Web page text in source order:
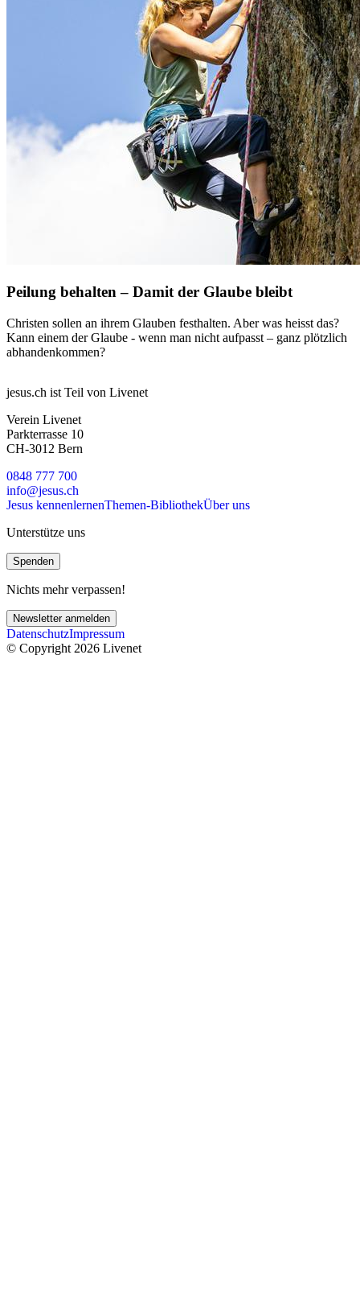
Peilung behalten – Damit der Glaube bleibt
Christen sollen an ihrem Glauben festhalten. Aber was heisst das?
Kann einem der Glaube - wenn man nicht aufpasst – ganz plötzlich
abhandenkommen?
jesus.ch ist Teil von Livenet
Verein Livenet
Parkterrasse 10
CH-3012 Bern
0848 777 700
info@jesus.ch
Jesus kennenlernenThemen-BibliothekÜber uns
Unterstütze uns
Spenden
Nichts mehr verpassen!
Newsletter anmelden
DatenschutzImpressum
© Copyright 2026 Livenet